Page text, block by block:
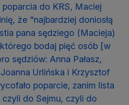
do KRS, Maciej
że "najbardziej doniosłą
pana sędziego (Macieja)
bodaj pięć osób [w
sędziów: Anna Pałasz,
Urlińska i Krzysztof
poparcie, zanim lista
czyli do Sejmu, czyli do